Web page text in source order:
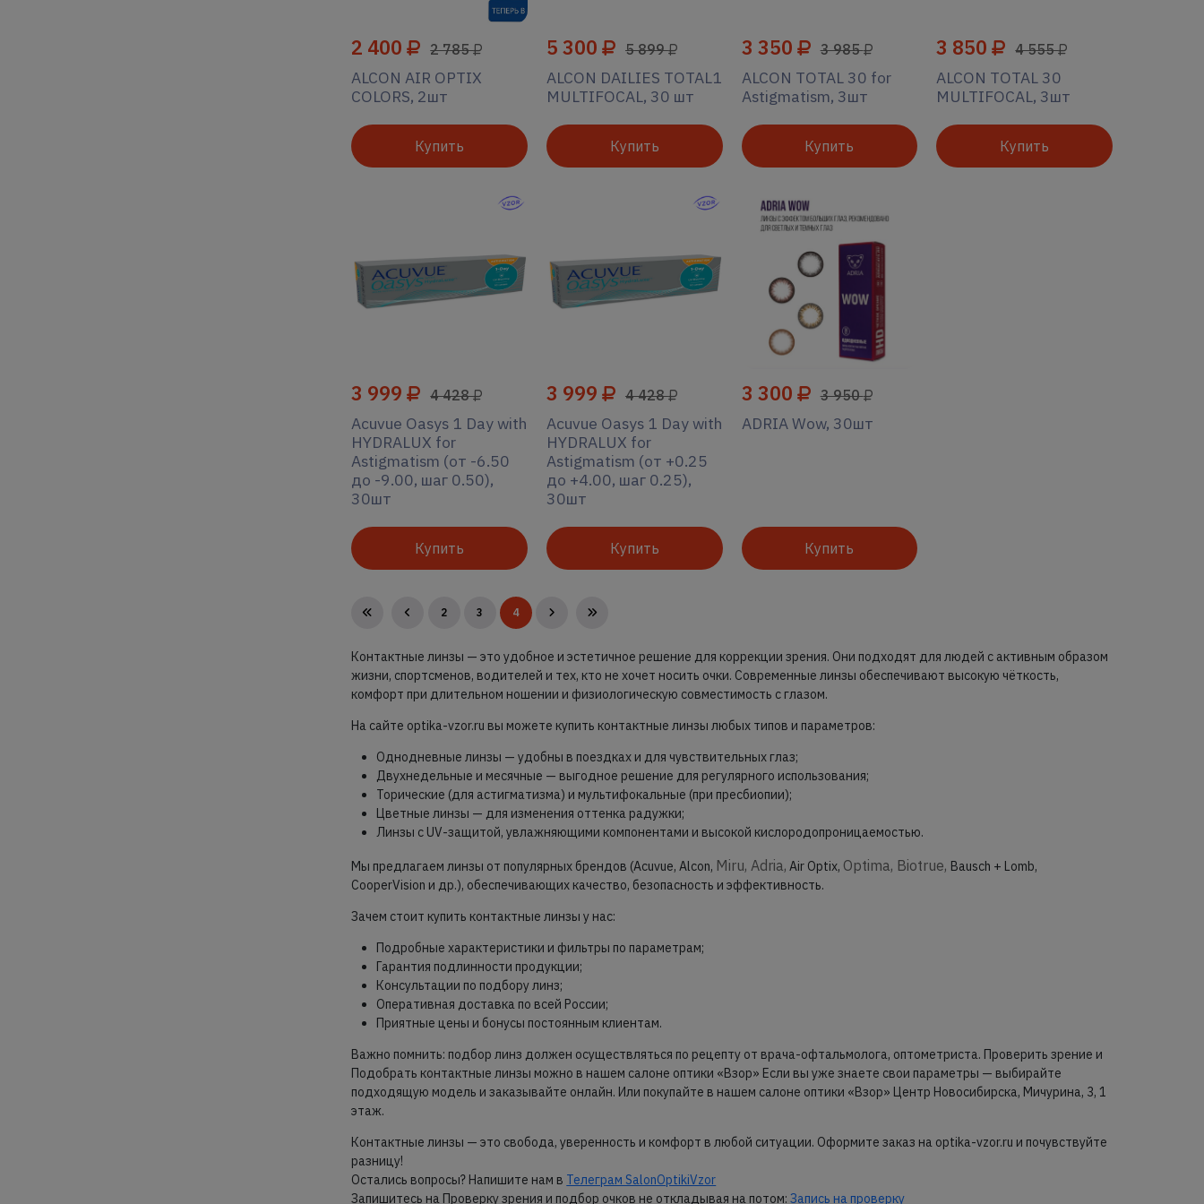
2 400 2 785
ALCON AIR OPTIX
COLORS, 2шт
Купить
5 300 5 899
ALCON DAILIES TOTAL1
MULTIFOCAL, 30 шт
Купить
3 350 3 985
ALCON TOTAL 30 for
Astigmatism, 3шт
Купить
3 850 4 555
ALCON TOTAL 30
MULTIFOCAL, 3шт
Купить
3 999 4 428
Acuvue Oasys 1 Day with
HYDRALUX for
Astigmatism (от -6.50
до -9.00, шаг 0.50),
30шт
Купить
3 999 4 428
Acuvue Oasys 1 Day with
HYDRALUX for
Astigmatism (от +0.25
до +4.00, шаг 0.25),
30шт
Купить
3 300 3 950
ADRIA Wow, 30шт
Купить
2 3 4
Контактные линзы — это удобное и эстетичное решение для коррекции зрения. Они подходят для людей с активным образом
жизни, спортсменов, водителей и тех, кто не хочет носить очки. Современные линзы обеспечивают высокую чёткость,
комфорт при длительном ношении и физиологическую совместимость с глазом.
На сайте optika-vzor.ru вы можете купить контактные линзы любых типов и параметров:
Однодневные линзы — удобны в поездках и для чувствительных глаз;
Двухнедельные и месячные — выгодное решение для регулярного использования;
Торические (для астигматизма) и мультифокальные (при пресбиопии);
Цветные линзы — для изменения оттенка радужки;
Линзы с UV-защитой, увлажняющими компонентами и высокой кислородопроницаемостью.
Мы предлагаем линзы от популярных брендов (Acuvue, Alcon, Miru, Adria, Air Optix, Optima, Biotrue, Bausch + Lomb,
CooperVision и др.), обеспечивающих качество, безопасность и эффективность.
Зачем стоит купить контактные линзы у нас:
Подробные характеристики и фильтры по параметрам;
Гарантия подлинности продукции;
Консультации по подбору линз;
Оперативная доставка по всей России;
Приятные цены и бонусы постоянным клиентам.
Важно помнить: подбор линз должен осуществляться по рецепту от врача-офтальмолога, оптометриста. Проверить зрение и
Подобрать контактные линзы можно в нашем салоне оптики «Взор» Если вы уже знаете свои параметры — выбирайте
подходящую модель и заказывайте онлайн. Или покупайте в нашем салоне оптики «Взор» Центр Новосибирска, Мичурина, 3, 1
этаж.
Контактные линзы — это свобода, уверенность и комфорт в любой ситуации. Оформите заказ на optika-vzor.ru и почувствуйте
разницу!
Остались вопросы? Напишите нам в Телеграм SalonOptikiVzor
Запишитесь на Проверку зрения и подбор очков не откладывая на потом:Запись на проверку